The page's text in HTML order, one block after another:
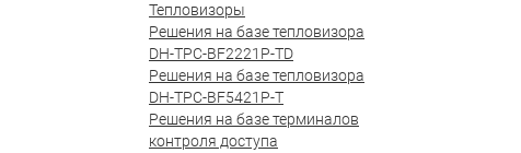
Тепловизоры
Решения на базе тепловизора
DH-TPC-BF2221P-TD
Решения на базе тепловизора
DH-TPC-BF5421P-T
Решения на базе терминалов
контроля доступа